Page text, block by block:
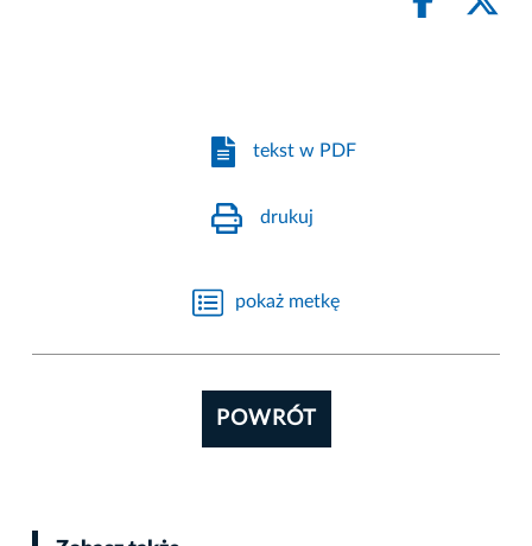
tekst w PDF
drukuj
pokaż metkę
POWRÓT